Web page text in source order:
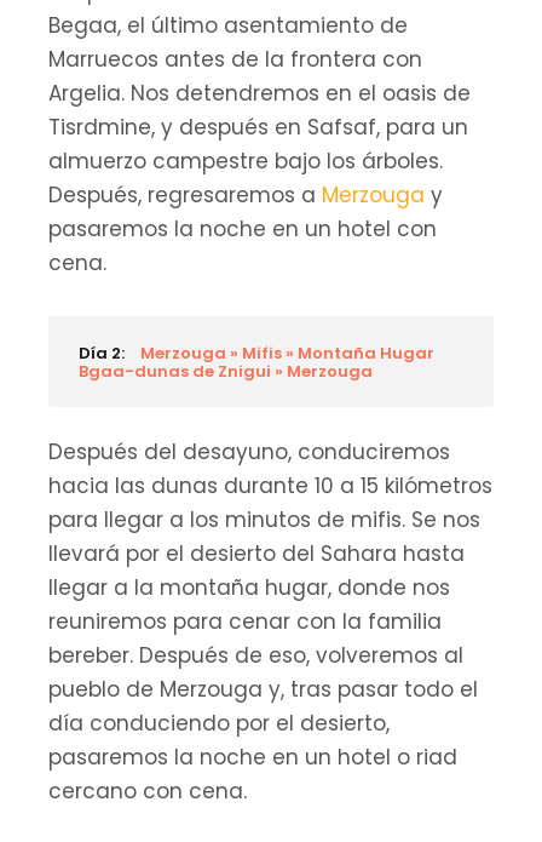
Begaa, el último asentamiento de
Marruecos antes de la frontera con
Argelia. Nos detendremos en el oasis de
Tisrdmine, y después en Safsaf, para un
almuerzo campestre bajo los árboles.
Después, regresaremos a Merzouga y
pasaremos la noche en un hotel con
cena.
Día 2: Merzouga » Mifis » Montaña Hugar
Bgaa-dunas de Znigui » Merzouga
Después del desayuno, conduciremos
hacia las dunas durante 10 a 15 kilómetros
para llegar a los minutos de mifis. Se nos
llevará por el desierto del Sahara hasta
llegar a la montaña hugar, donde nos
reuniremos para cenar con la familia
bereber. Después de eso, volveremos al
pueblo de Merzouga y, tras pasar todo el
día conduciendo por el desierto,
pasaremos la noche en un hotel o riad
cercano con cena.